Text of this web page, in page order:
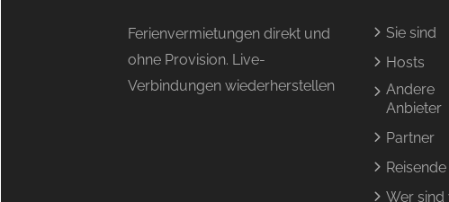
Ferienvermietungen direkt und
ohne Provision. Live-
Verbindungen wiederherstellen
Sie sind
Hosts
Andere
Anbieter
Partner
Reisende
Wer sind